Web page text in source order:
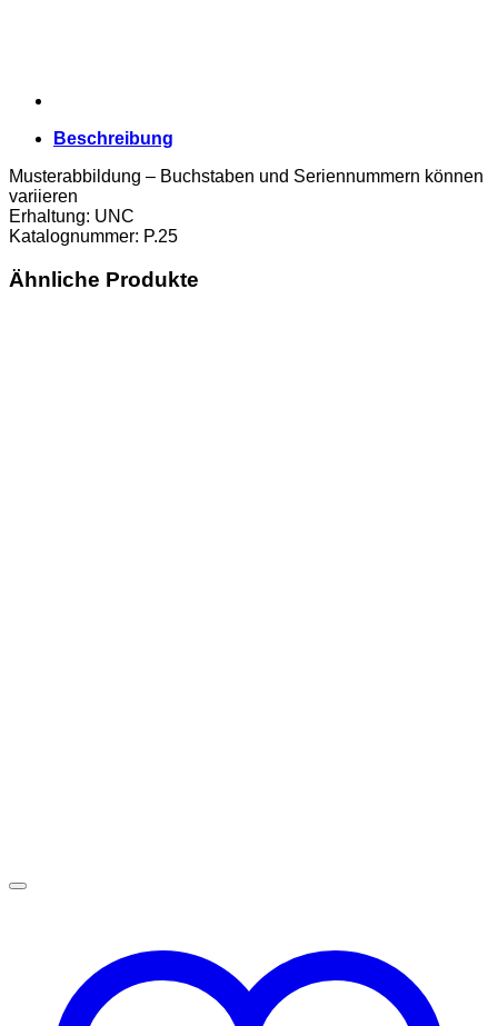
Beschreibung
Musterabbildung – Buchstaben und Seriennummern können
variieren
Erhaltung: UNC
Katalognummer: P.25
Ähnliche Produkte